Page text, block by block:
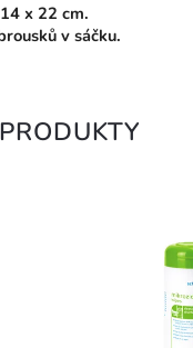
x 22 cm.
v sáčku.